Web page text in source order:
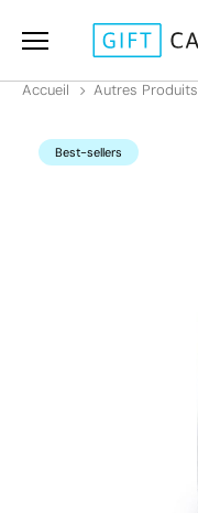
Accueil Autres Produits
Best-sellers